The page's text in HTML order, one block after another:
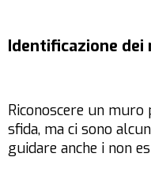
Identificazione
Riconoscere un
sfida, ma ci sono
guidare anche i non